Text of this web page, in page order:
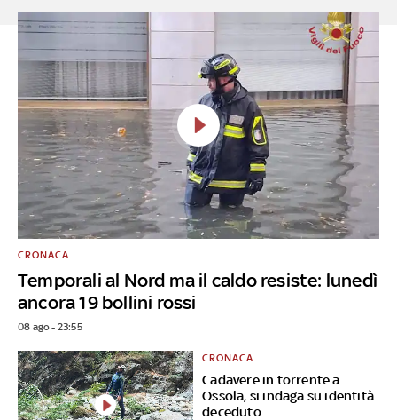
Temporali al Nord ma il caldo resiste: lunedì
ancora 19 bollini rossi
CRONACA
08 ago - 23:55
Cadavere in torrente a
Ossola, si indaga su identità
deceduto
CRONACA